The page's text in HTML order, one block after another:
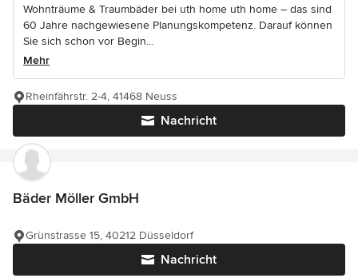
Wohnträume & Traumbäder bei uth home uth home – das sind
60 Jahre nachgewiesene Planungskompetenz. Darauf können
Sie sich schon vor Begin...
Mehr
Nachricht
Rheinfährstr. 2-4, 41468 Neuss
Bäder Möller GmbH
Nachricht
Grünstrasse 15, 40212 Düsseldorf